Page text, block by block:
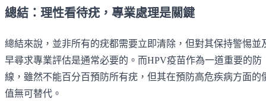
總結：理性看待疣，專業處理是關鍵
總結來說，並非所有的疣都需要立即清除，但對其保持警惕並
早尋求專業評估是通常必要的。而HPV疫苗作為一道重要的防
線，雖然不能百分百預防所有疣，但其在預防高危疾病方面的
值無可替代。